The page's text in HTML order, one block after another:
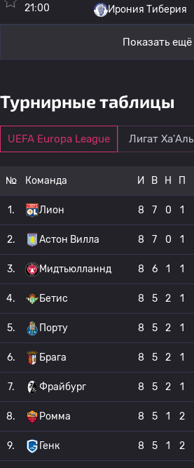
21:00
Ирония Тиберия
Показать ещё
Турнирные таблицы
UEFA Europa League Лигат Ха'Аль
№ Команда И В Н П
1. Лион 8 7 0 1
2. Астон Вилла 8 7 0 1
3. Мидтьюлланнд 8 6 1 1
4. Бетис 8 5 2 1
5. Порту 8 5 2 1
6. Брага 8 5 2 1
7. Фрайбург 8 5 2 1
8. Ромма 8 5 1 2
9. Генк 8 5 1 2